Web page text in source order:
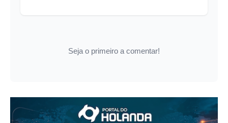
Seja o primeiro a comentar!